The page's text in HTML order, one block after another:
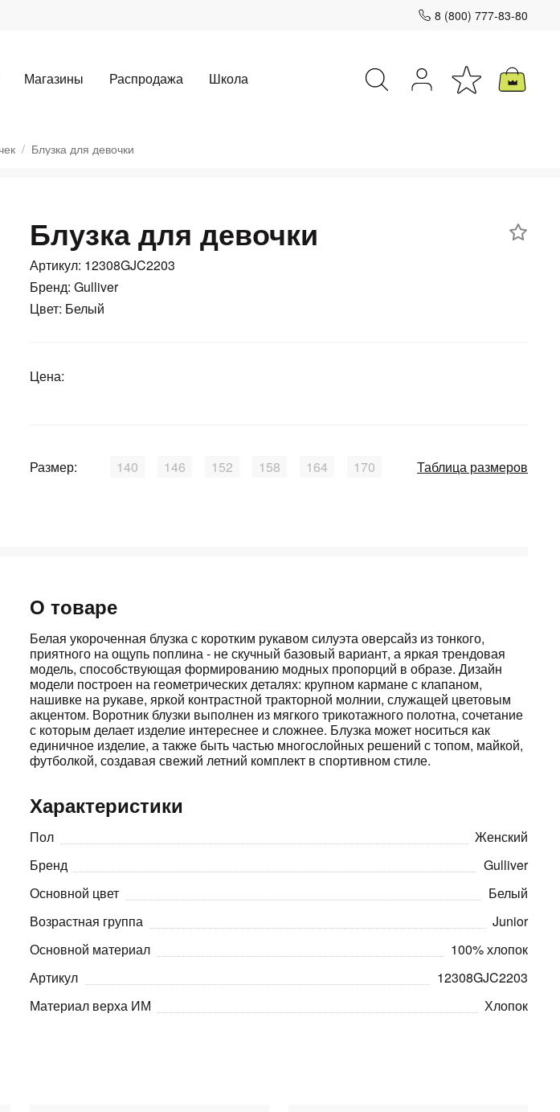
8 (800) 777-83-80
Магазины Распродажа Школа
Блузка для девочки
Блузка для девочки
Артикул: 12308GJC2203
Бренд: Gulliver
Цвет: Белый
Цена:
Размер: 140 146 152 158 164 170 Таблица размеров
О товаре
Белая укороченная блузка с коротким рукавом силуэта оверсайз из тонкого,
приятного на ощупь поплина - не скучный базовый вариант, а яркая трендовая
модель, способствующая формированию модных пропорций в образе. Дизайн
модели построен на геометрических деталях: крупном кармане с клапаном,
нашивке на рукаве, яркой контрастной тракторной молнии, служащей цветовым
акцентом. Воротник блузки выполнен из мягкого трикотажного полотна, сочетание
с которым делает изделие интереснее и сложнее. Блузка может носиться как
единичное изделие, а также быть частью многослойных решений с топом, майкой,
футболкой, создавая свежий летний комплект в спортивном стиле.
Характеристики
Пол
Женский
Бренд
Gulliver
Основной цвет
Белый
Возрастная группа
Junior
Основной материал
100% хлопок
Артикул
12308GJC2203
Материал верха ИМ
Хлопок
только
банка
способом
списываться
каждые 2 недели
вопросы?
302-02-51